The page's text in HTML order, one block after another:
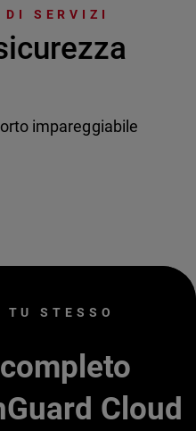
DI SERVIZI
impareggiabile
TU STESSO
Cloud